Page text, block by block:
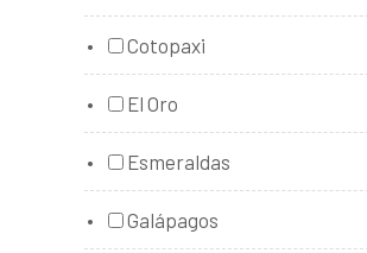
Cotopaxi
El Oro
Esmeraldas
Galápagos